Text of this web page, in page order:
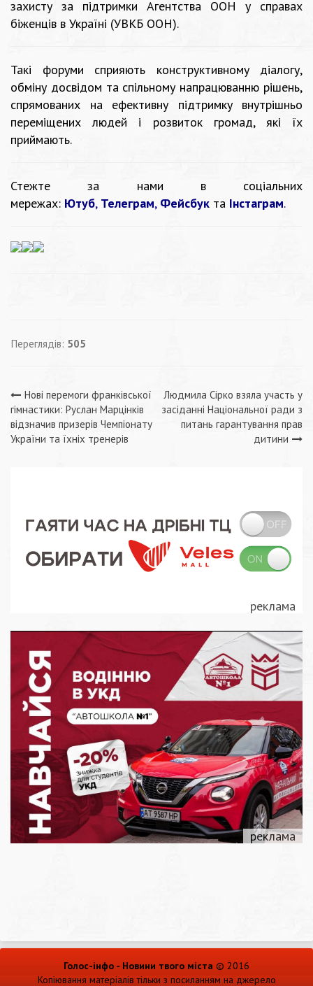
захисту за підтримки Агентства ООН у справах
біженців в Україні (УВКБ ООН).
Такі форуми сприяють конструктивному діалогу,
обміну досвідом та спільному напрацюванню рішень,
спрямованих на ефективну підтримку внутрішньо
переміщених людей і розвиток громад, які їх
приймають.
Стежте за нами в соціальних
мережах: Ютуб, Телеграм, Фейсбук та Інстаграм.
Переглядів: 505
Навігація
записів
Нові перемоги франківської
гімнастики: Руслан Марцінків
відзначив призерів Чемпіонату
України та їхніх тренерів
Людмила Сірко взяла участь у
засіданні Національної ради з
питань гарантування прав
дитини
Голос-інфо - Новини твого міста © 2016
Копіювання матеріалів тільки з посиланням на джерело